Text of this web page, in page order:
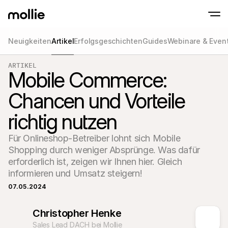
Akzeptieren Sie kontaklose Zahlungen
Erfahren Sie mehr
Akzeptieren und
Zahlungen
POS-Zahlungen
Empfangen Sie
Terminals und
für eine höhere
Wiederkehrende
Erhalten Sie
Abo-Zahlungen
Erfahren Sie mehr über unser Agentur-Partnerprogramm
NeuigkeitenArtikelErfolgsgeschichtenGuidesWebinare &
ARTIKEL
Mobile Commerce:
Chancen und Vorteile
richtig nutzen
Für Onlineshop-Betreiber lohnt sich Mobile
Shopping durch weniger Absprünge. Was dafür
erforderlich ist, zeigen wir Ihnen hier. Gleich
informieren und Umsatz steigern!
07.05.2024
Christopher Henke
Sales Lead DACH bei Mollie